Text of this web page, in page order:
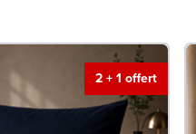
2 + 1 offert